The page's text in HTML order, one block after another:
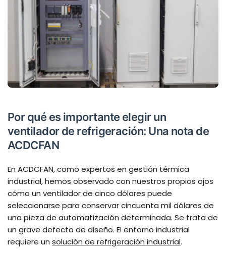
Por qué es importante elegir un
ventilador de refrigeración: Una nota de
ACDCFAN
En ACDCFAN, como expertos en gestión térmica
industrial, hemos observado con nuestros propios ojos
cómo un ventilador de cinco dólares puede
seleccionarse para conservar cincuenta mil dólares de
una pieza de automatización determinada. Se trata de
un grave defecto de diseño. El entorno industrial
requiere un solución de refrigeración industrial.